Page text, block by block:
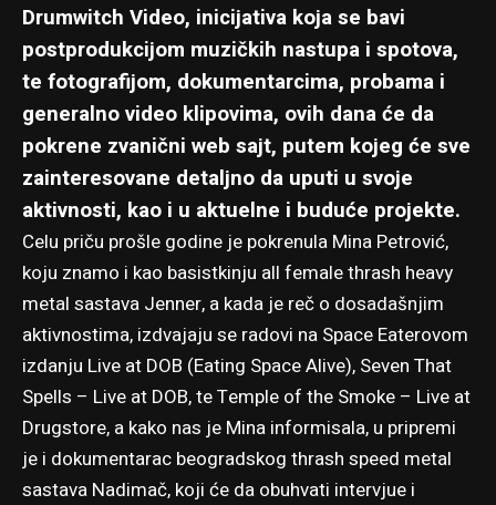
Drumwitch Video, inicijativa koja se bavi
postprodukcijom muzičkih nastupa i spotova,
te fotografijom, dokumentarcima, probama i
generalno video klipovima, ovih dana će da
pokrene zvanični web sajt, putem kojeg će sve
zainteresovane detaljno da uputi u svoje
aktivnosti, kao i u aktuelne i buduće projekte.
Celu priču prošle godine je pokrenula Mina Petrović,
koju znamo i kao basistkinju all female thrash heavy
metal sastava Jenner, a kada je reč o dosadašnjim
aktivnostima, izdvajaju se radovi na Space Eaterovom
izdanju Live at DOB (Eating Space Alive), Seven That
Spells – Live at DOB, te Temple of the Smoke – Live at
Drugstore, a kako nas je Mina informisala, u pripremi
je i dokumentarac beogradskog thrash speed metal
sastava Nadimač, koji će da obuhvati intervjue i